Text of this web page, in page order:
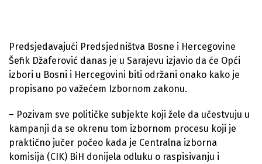
Predsjedavajući Predsjedništva Bosne i Hercegovine
Šefik Džaferović danas je u Sarajevu izjavio da će Opći
izbori u Bosni i Hercegovini biti održani onako kako je
propisano po važećem Izbornom zakonu.
– Pozivam sve političke subjekte koji žele da učestvuju u
kampanji da se okrenu tom izbornom procesu koji je
praktično jučer počeo kada je Centralna izborna
komisija (CIK) BiH donijela odluku o raspisivanju i